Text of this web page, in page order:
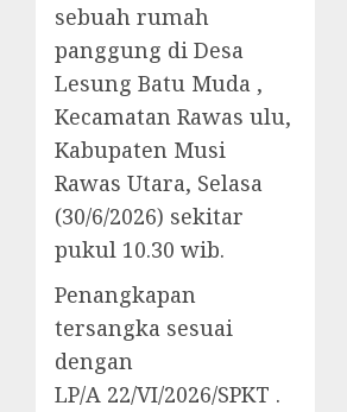
sebuah rumah
panggung di Desa
Lesung Batu Muda ,
Kecamatan Rawas ulu,
Kabupaten Musi
Rawas Utara, Selasa
(30/6/2026) sekitar
pukul 10.30 wib.
Penangkapan
tersangka sesuai
dengan
LP/A 22/VI/2026/SPKT .